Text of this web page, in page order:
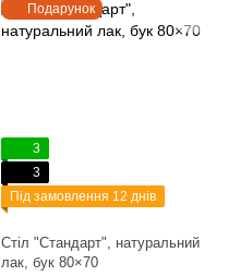
Подарунок
3
3
Під замовлення 12 днів
Стіл "Стандарт", натуральний
лак, бук 80×70